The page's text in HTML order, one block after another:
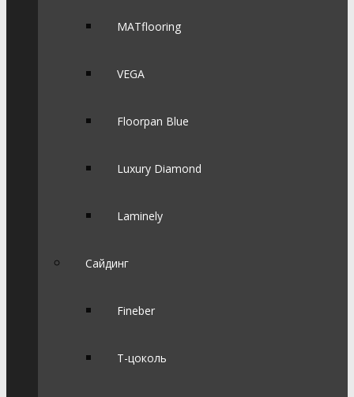
MATflooring
VEGA
Floorpan Blue
Luxury Diamond
Laminely
Сайдинг
Fineber
Т-цоколь